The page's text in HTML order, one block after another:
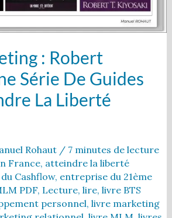
: Robert
Série De Guides
La Liberté
Rohaut / 7 minutes de lecture
France, atteindre la liberté
Cashflow, entreprise du 21ème
PDF, Lecture, lire, livre BTS
personnel, livre marketing